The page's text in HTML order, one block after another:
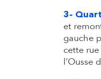
3-
et
gauche
cette
l’Ousse